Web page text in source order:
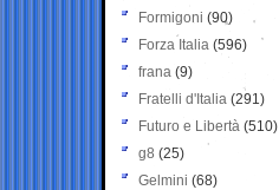
Formigoni (90)
Forza Italia (596)
frana (9)
Fratelli d'Italia (291)
Futuro e Libertà (510)
g8 (25)
Gelmini (68)